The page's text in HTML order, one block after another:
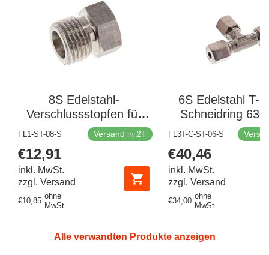
8S Edelstahl-
Verschlussstopfen für
Rohre 630 bar DIN 2353
FL1-ST-08-S Versand in 2T
Regulärer
Preis
€12,91
inkl. MwSt.
zzgl. Versand
Regulärer
€10,85
ohne
MwSt.
6S Edelstahl T-
Schneidring 630
DIN 2353
FL3T-C-ST-06-S
Regulärer
Preis
€40,46
inkl. MwSt.
zzgl. Versand
Regulärer
€34,00
ohne
MwSt.
Alle verwandten Produkte anzeigen